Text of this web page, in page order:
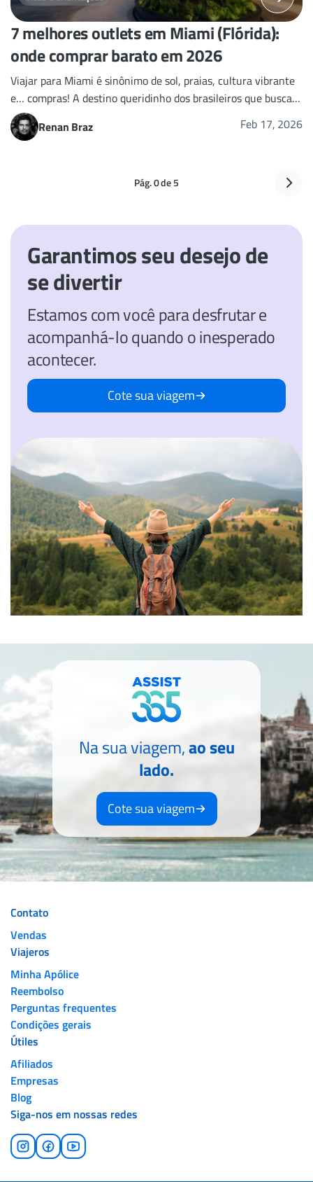
7 melhores outlets em Miami (Flórida):
onde comprar barato em 2026
Viajar para Miami é sinônimo de sol, praias, cultura vibrante
e… compras! A destino queridinho dos brasileiros que buscam
produtos de qualidade com preços irresistíveis.
Renan Braz Feb 17, 2026
Pág. 0 de 5
Garantimos seu desejo de
se divertir
Estamos com você para desfrutar e
acompanhá-lo quando o inesperado
acontecer.
Cote sua viagem
Na sua viagem,ao seu
lado.
Cote sua viagem
Siga-nos em nossas redes
Contato
Vendas
Viajeros
Minha Apólice
Reembolso
Perguntas frequentes
Condições gerais
Útiles
Afiliados
Empresas
Blog